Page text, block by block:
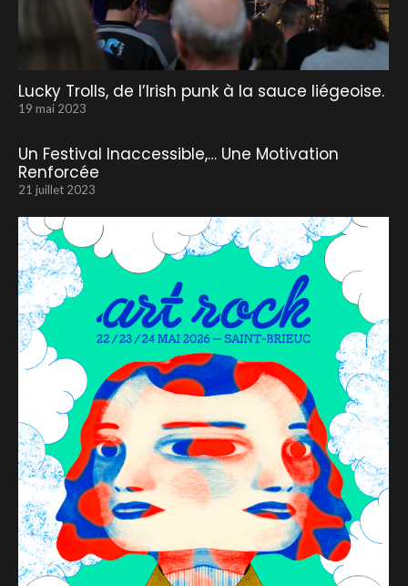
Lucky Trolls, de l’Irish punk à la sauce liégeoise.
19 mai 2023
Un Festival Inaccessible,… Une Motivation
Renforcée
21 juillet 2023